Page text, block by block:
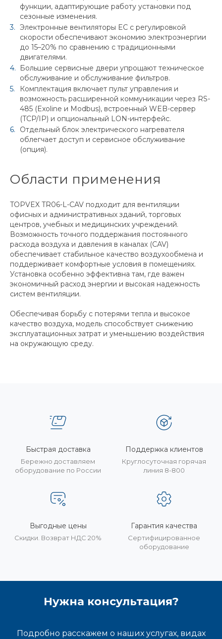
функции, адаптирующие работу установки под
сезонные изменения.
Электронные вентиляторы EC с регулировкой
скорости обеспечивают экономию электроэнергии
до 15–20% по сравнению с традиционными
двигателями.
Большие сервисные двери упрощают техническое
обслуживание и обслуживание фильтров.
Комплектация включает пульт управления и
возможность расширенной коммуникации через RS-
485 (Exoline и Modbus), встроенный WEB-сервер
(TCP/IP) и опциональный LON-интерфейс.
Отдельный блок электрического нагревателя
облегчает доступ и сервисное обслуживание
(опция).
Области применения
TOPVEX TR06-L-CAV подходит для вентиляции
офисных и административных зданий, торговых
центров, учебных и медицинских учреждений.
Возможность точного поддержания постоянного
расхода воздуха и давления в каналах (CAV)
обеспечивает стабильное качество воздухообмена и
поддерживает комфортные условия в помещениях.
Установка особенно эффективна там, где важен
экономичный расход энергии и высокая надежность
систем вентиляции.
Обеспечивая борьбу с потерями тепла и высокое
качество воздуха, модель способствует снижению
эксплуатационных затрат и уменьшению воздействия
на окружающую среду.
Быстрая доставка
Бережно доставляем
оборудование по России
Поддержка клиентов
Круглосуточная горячая
линия 8-800
Выгодные цены
Скидки. Возврат НДС 20%
Гарантия качества
Сертифицированное
оборудование
Нужна консультация?
Подробно расскажем о наших услугах, видах